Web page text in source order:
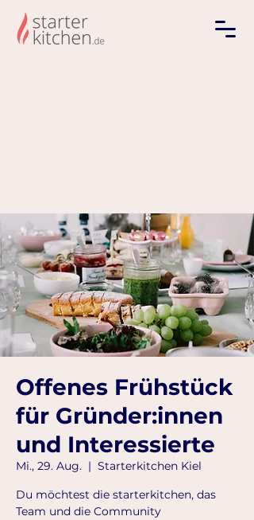
Offenes Frühstück
für Gründer:innen
und Interessierte
Mi., 29. Aug.
  |
Starterkitchen Kiel
Du möchtest die starterkitchen, das
Team und die Community